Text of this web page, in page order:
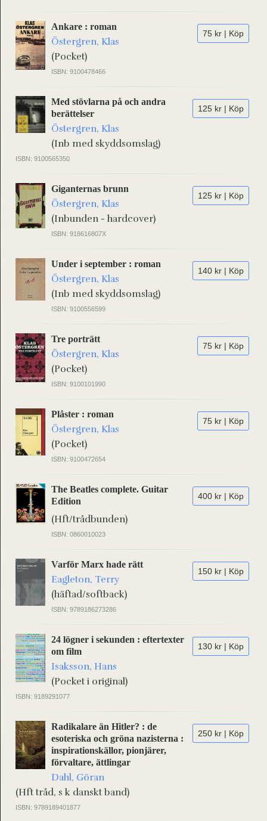
75 kr | Köp
Ankare : roman
Östergren, Klas
(Pocket)
ISBN: 9100478466
125 kr | Köp
Med stövlarna på och andra
berättelser
Östergren, Klas
(Inb med skyddsomslag)
ISBN: 9100565350
125 kr | Köp
Giganternas brunn
Östergren, Klas
(Inbunden - hardcover)
ISBN: 918616807X
140 kr | Köp
Under i september : roman
Östergren, Klas
(Inb med skyddsomslag)
ISBN: 9100556599
75 kr | Köp
Tre porträtt
Östergren, Klas
(Pocket)
ISBN: 9100101990
75 kr | Köp
Plåster : roman
Östergren, Klas
(Pocket)
ISBN: 9100472654
400 kr | Köp
The Beatles complete. Guitar
Edition
(Hft/trådbunden)
ISBN: 0860010023
150 kr | Köp
Varför Marx hade rätt
Eagleton, Terry
(häftad/softback)
ISBN: 9789186273286
130 kr | Köp
24 lögner i sekunden : eftertexter
om film
Isaksson, Hans
(Pocket i original)
ISBN: 9189291077
250 kr | Köp
Radikalare än Hitler? : de
esoteriska och gröna nazisterna :
inspirationskällor, pionjärer,
förvaltare, ättlingar
Dahl, Göran
(Hft tråd, s k danskt band)
ISBN: 9789189401877